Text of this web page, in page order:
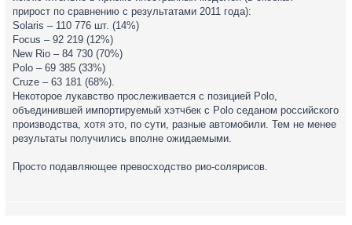
прирост по сравнению с результатами 2011 года):
Solaris – 110 776 шт. (14%)
Focus – 92 219 (12%)
New Rio – 84 730 (70%)
Polo – 69 385 (33%)
Cruze – 63 181 (68%).
Некоторое лукавство прослеживается с позицией Polo,
объединившей импортируемый хэтчбек с Polo седаном российского
производства, хотя это, по сути, разные автомобили. Тем не менее
результаты получились вполне ожидаемыми.
Просто подавляющее превосходство рио-солярисов.